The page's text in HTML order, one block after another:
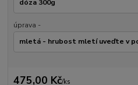
úprava -
475,00 Kč/ks